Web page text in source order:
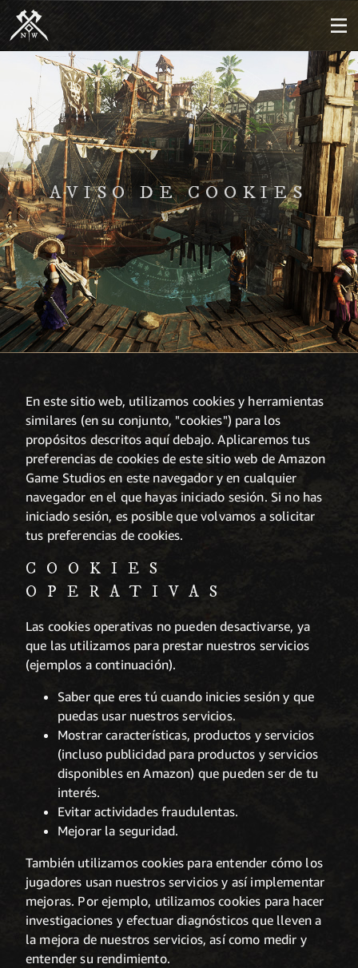
AVISO DE COOKIES
En este sitio web, utilizamos cookies y herramientas
similares (en su conjunto, "cookies") para los
propósitos descritos aquí debajo. Aplicaremos tus
preferencias de cookies de este sitio web de Amazon
Game Studios en este navegador y en cualquier
navegador en el que hayas iniciado sesión. Si no has
iniciado sesión, es posible que volvamos a solicitar
tus preferencias de cookies.
COOKIES
OPERATIVAS
Las cookies operativas no pueden desactivarse, ya
que las utilizamos para prestar nuestros servicios
(ejemplos a continuación).
Saber que eres tú cuando inicies sesión y que
puedas usar nuestros servicios.
Mostrar características, productos y servicios
(incluso publicidad para productos y servicios
disponibles en Amazon) que pueden ser de tu
interés.
Evitar actividades fraudulentas.
Mejorar la seguridad.
También utilizamos cookies para entender cómo los
jugadores usan nuestros servicios y así implementar
mejoras. Por ejemplo, utilizamos cookies para hacer
investigaciones y efectuar diagnósticos que lleven a
la mejora de nuestros servicios, así como medir y
entender su rendimiento.